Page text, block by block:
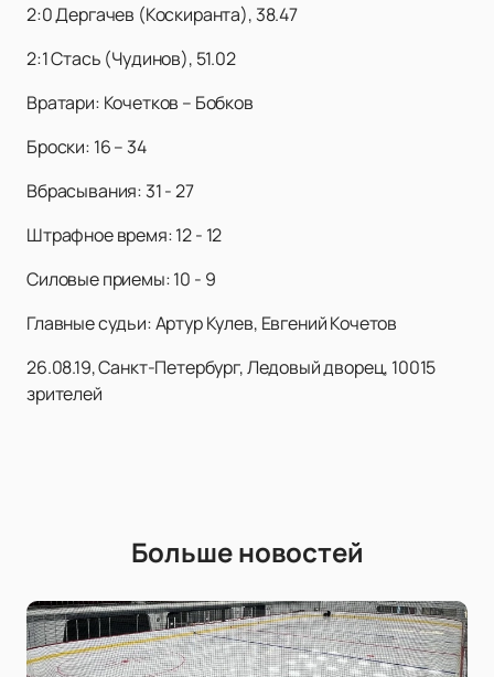
2:0 Дергачев (Коскиранта), 38.47
2:1 Стась (Чудинов), 51.02
Вратари: Кочетков – Бобков
Броски: 16 – 34
Вбрасывания: 31 - 27
Штрафное время: 12 - 12
Силовые приемы: 10 - 9
Главные судьи: Артур Кулев, Евгений Кочетов
26.08.19, Санкт-Петербург, Ледовый дворец, 10015
зрителей
Больше новостей